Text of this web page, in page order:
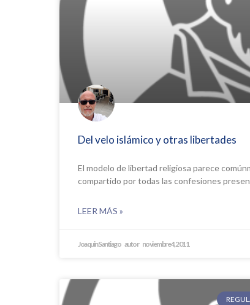
Del velo islámico y otras libertades
El modelo de libertad religiosa parece
compartido por todas las confesiones
LEER MÁS »
Joaquin Santiago noviembre 4, 2011